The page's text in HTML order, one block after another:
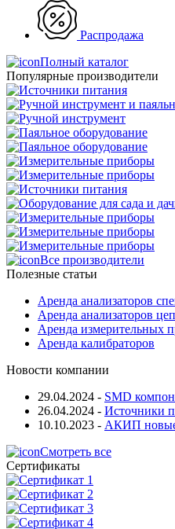
Распродажа
Полный каталог
Популярные производители
Все производители
Полезные статьи
Аренда анализаторов
Аренда анализаторов
Аренда измерительных
Аренда калибраторов
Новости компании
29.04.2024 - SMD
26.04.2024 - Источники
10.10.2023 - АКИП новые
Смотреть все
Сертификаты